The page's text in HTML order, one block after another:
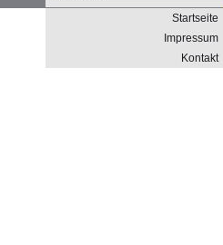
Startseite
Impressum
Kontakt